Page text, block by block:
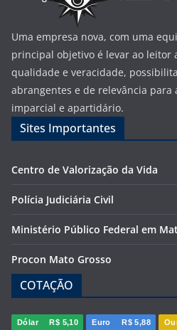
Uma empresa nova, com uma
principal objetivo é levar ao leitor
qualidade e veracidade,
abrangentes e de relevância para
imparcial e apartidário.
Sites Importantes
Centro de Valorização da Vida
Polícia Judiciária Civil
Ministério Público Federal em
Procon Mato Grosso
COTAÇÃO
Dólar R$ 5,10 Euro R$ 5,88